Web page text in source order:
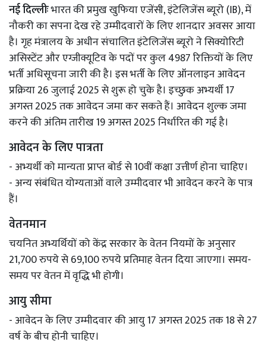
नई दिल्लीःभारत की प्रमुख खुफिया एजेंसी, इंटेलिजेंस ब्यूरो (IB), में
नौकरी का सपना देख रहे उम्मीदवारों के लिए शानदार अवसर आया
है। गृह मंत्रालय के अधीन संचालित इंटेलिजेंस ब्यूरो ने सिक्योरिटी
असिस्टेंट और एग्जीक्यूटिव के पदों पर कुल 4987 रिक्तियों के लिए
भर्ती अधिसूचना जारी की है। इस भर्ती के लिए ऑनलाइन आवेदन
प्रक्रिया 26 जुलाई 2025 से शुरू हो चुके है। इच्छुक अभ्यर्थी 17
अगस्त 2025 तक आवेदन जमा कर सकते हैं। आवेदन शुल्क जमा
करने की अंतिम तारीख 19 अगस्त 2025 निर्धारित की गई है।
आवेदन के लिए पात्रता
- अभ्यर्थी को मान्यता प्राप्त बोर्ड से 10वीं कक्षा उत्तीर्ण होना चाहिए।
- अन्य संबंधित योग्यताओं वाले उम्मीदवार भी आवेदन करने के पात्र
हैं।
वेतनमान
चयनित अभ्यर्थियों को केंद्र सरकार के वेतन नियमों के अनुसार
21,700 रुपये से 69,100 रुपये प्रतिमाह वेतन दिया जाएगा। समय-
समय पर वेतन में वृद्धि भी होगी।
आयु सीमा
- आवेदन के लिए उम्मीदवार की आयु 17 अगस्त 2025 तक 18 से 27
वर्ष के बीच होनी चाहिए।